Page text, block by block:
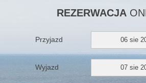
REZERWACJA
Przyjazd 06 sie
Wyjazd 07 sie